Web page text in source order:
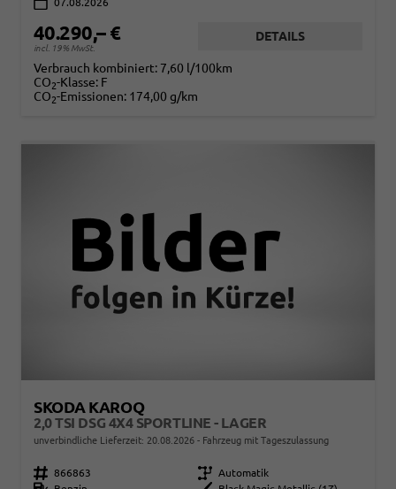
07.08.2026
40.290,– €
incl. 19% MwSt.
DETAILS
Verbrauch kombiniert: 7,60 l/100km
CO2-Klasse: F
CO2-Emissionen: 174,00 g/km
SKODA KAROQ
2,0 TSI DSG 4X4 SPORTLINE - LAGER
unverbindliche Lieferzeit: 20.08.2026 Fahrzeug mit Tageszulassung
Fahrzeugnr. 866863 Getriebe Automatik